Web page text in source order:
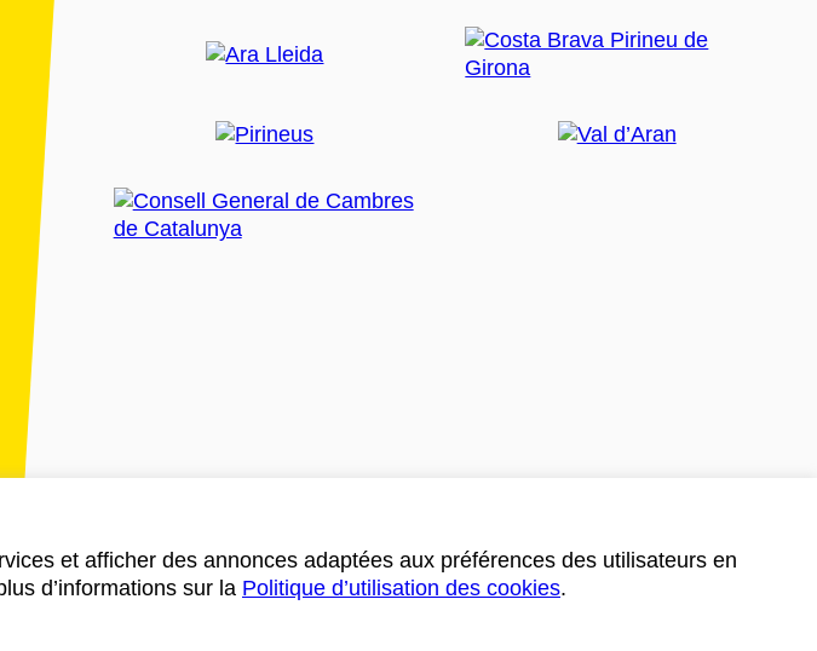
et afficher des annonces adaptées aux préférences des utilisateurs en
d’informations sur la Politique d’utilisation des cookies.